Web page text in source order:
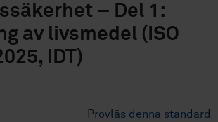
– Del 1:
av livsmedel (ISO
IDT)
Provläs denna standard